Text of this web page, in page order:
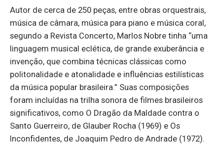
Autor de cerca de 250 peças, entre obras orquestrais,
música de câmara, música para piano e música coral,
segundo a Revista Concerto, Marlos Nobre tinha “uma
linguagem musical eclética, de grande exuberância e
invenção, que combina técnicas clássicas como
politonalidade e atonalidade e influências estilísticas
da música popular brasileira.” Suas composições
foram incluídas na trilha sonora de filmes brasileiros
significativos, como O Dragão da Maldade contra o
Santo Guerreiro, de Glauber Rocha (1969) e Os
Inconfidentes, de Joaquim Pedro de Andrade (1972).